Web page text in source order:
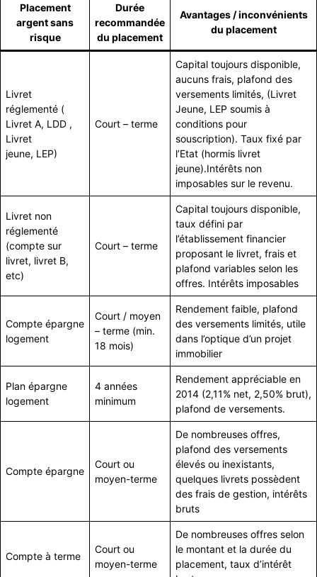
Placement
argent sans
risque
Durée
recommandée
du placement
Avantages / inconvénients
du placement
Livret
réglementé (
Livret A, LDD ,
Livret
jeune, LEP)
Court – terme
Capital toujours disponible,
aucuns frais, plafond des
versements limités, (Livret
Jeune, LEP soumis à
conditions pour
souscription). Taux fixé par
l’Etat (hormis livret
jeune).Intérêts non
imposables sur le revenu.
Livret non
réglementé
(compte sur
livret, livret B,
etc)
Court – terme
Capital toujours disponible,
taux défini par
l’établissement financier
proposant le livret, frais et
plafond variables selon les
offres. Intérêts imposables
Compte épargne
logement
Court / moyen
– terme (min.
18 mois)
Rendement faible, plafond
des versements limités, utile
dans l’optique d’un projet
immobilier
Plan épargne
logement
4 années
minimum
Rendement appréciable en
2014 (2,11% net, 2,50% brut),
plafond de versements.
Compte épargne
Court ou
moyen-terme
De nombreuses offres,
plafond des versements
élevés ou inexistants,
quelques livrets possèdent
des frais de gestion, intérêts
bruts
Compte à terme
Court ou
moyen-terme
De nombreuses offres selon
le montant et la durée du
placement, taux d’intérêt